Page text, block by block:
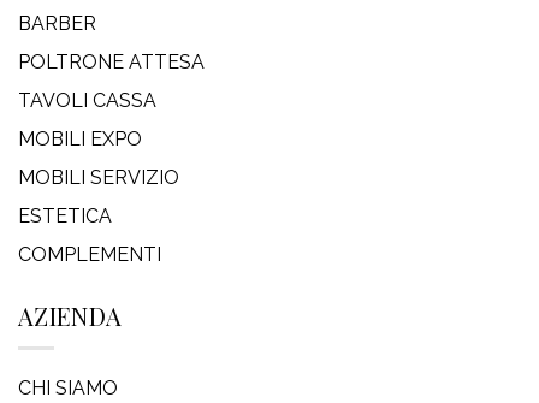
BARBER
POLTRONE ATTESA
TAVOLI CASSA
MOBILI EXPO
MOBILI SERVIZIO
ESTETICA
COMPLEMENTI
AZIENDA
CHI SIAMO